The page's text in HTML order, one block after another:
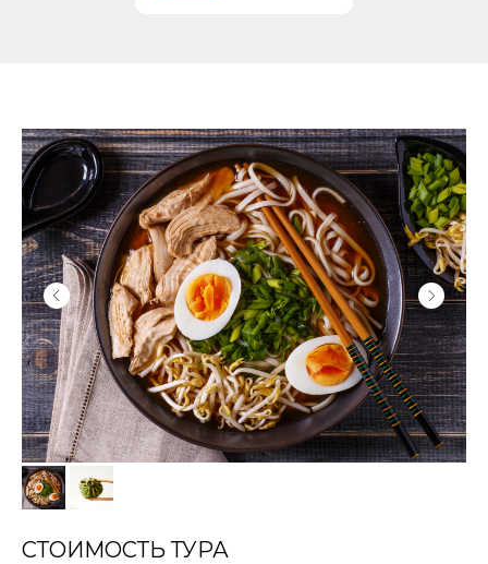
СТОИМОСТЬ ТУРА